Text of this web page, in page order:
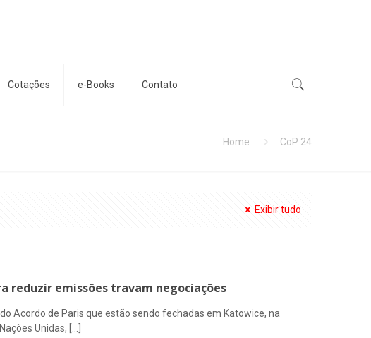
Cotações e-Books Contato
Home CoP 24
Exibir tudo
reduzir emissões travam negociações
Acordo de Paris que estão sendo fechadas em Katowice, na
Unidas,